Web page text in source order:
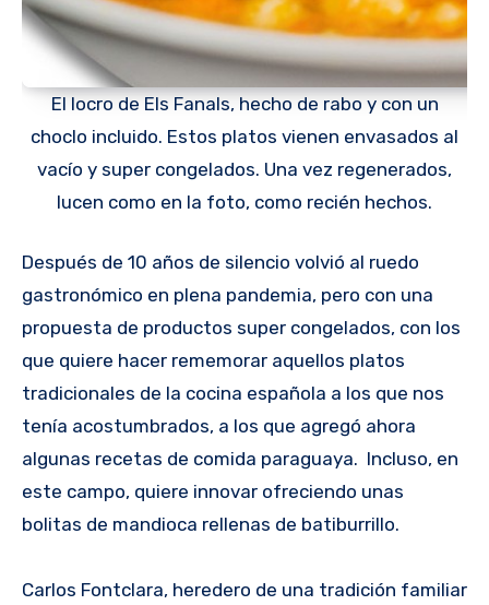
El locro de Els Fanals, hecho de rabo y con un
choclo incluido. Estos platos vienen envasados al
vacío y super congelados. Una vez regenerados,
lucen como en la foto, como recién hechos.
Después de 10 años de silencio volvió al ruedo
gastronómico en plena pandemia, pero con una
propuesta de productos super congelados, con los
que quiere hacer rememorar aquellos platos
tradicionales de la cocina española a los que nos
tenía acostumbrados, a los que agregó ahora
algunas recetas de comida paraguaya. Incluso, en
este campo, quiere innovar ofreciendo unas
bolitas de mandioca rellenas de batiburrillo.
Carlos Fontclara, heredero de una tradición familiar